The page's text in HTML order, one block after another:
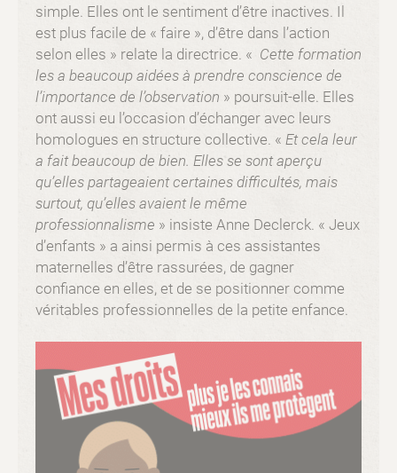
simple. Elles ont le sentiment d’être inactives. Il
est plus facile de « faire », d’être dans l’action
selon elles » relate la directrice. « Cette formation
les a beaucoup aidées à prendre conscience de
l’importance de l’observation » poursuit-elle. Elles
ont aussi eu l’occasion d’échanger avec leurs
homologues en structure collective. « Et cela leur
a fait beaucoup de bien. Elles se sont aperçu
qu’elles partageaient certaines difficultés, mais
surtout, qu’elles avaient le même
professionnalisme » insiste Anne Declerck. « Jeux
d’enfants » a ainsi permis à ces assistantes
maternelles d’être rassurées, de gagner
confiance en elles, et de se positionner comme
véritables professionnelles de la petite enfance.